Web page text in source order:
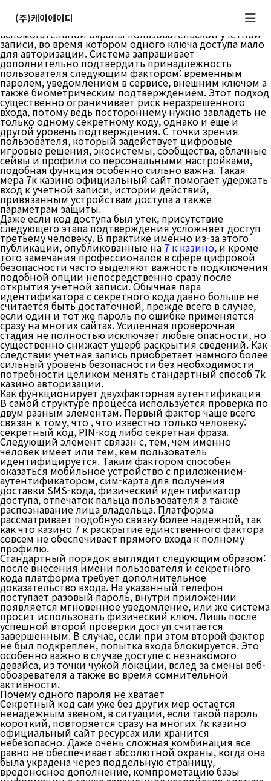
(주)케이에이디
подлинности
Двухфакторная проверка подлинности — это способ
вспомогательной охраны пользовательской учетной
записи, во время котором одного ключа доступа мало
для авторизации. Система запрашивает
дополнительно подтвердить принадлежность
пользователя следующим фактором: временным
паролем, уведомлением в сервисе, внешним ключом а
также биометрическим подтверждением. Этот подход
существенно ограничивает риск неразрешенного
входа, потому ведь постороннему нужно завладеть не
только одному секретному коду, однако и еще и
другой уровень подтверждения. С точки зрения
пользователя, который задействует цифровые
игровые решения, экосистемы, сообщества, облачные
сейвы и профили со персональными настройками,
подобная функция особенно сильно важна. Такая
мера 7к казино официальный сайт помогает удержать
вход к учетной записи, истории действий,
привязанным устройствам доступа а также
параметрам защиты.
Даже если код доступа был утек, присутствие
следующего этапа подтверждения усложняет доступ
третьему человеку. В практике именно из-за этого
публикации, опубликованные на 7 к казино, и кроме
того замечания профессионалов в сфере цифровой
безопасности часто выделяют важность подключения
подобной опции непосредственно сразу после
открытия учетной записи. Обычная пара
идентификатора с секретного кода давно больше не
считается быть достаточной, прежде всего в случае,
если один и тот же пароль по ошибке применяется
сразу на многих сайтах. Усиленная проверочная
стадия не полностью исключает любые опасности, но
существенно снижает ущерб раскрытия сведений. Как
следствии учетная запись приобретает намного более
сильный уровень безопасности без необходимости
потребности целиком менять стандартный способ 7k
казино авторизации.
Как функционирует двухфакторная аутентификация
В самой структуре процесса используется проверка по
двум разным элементам. Первый фактор чаще всего
связан к тому, что , что известно только человеку:
секретный код, PIN-код либо секретная фраза.
Следующий элемент связан с, тем, чем именно
человек имеет или тем, кем пользователь
идентифицируется. Таким фактором способен
оказаться мобильное устройство с приложением-
аутентификатором, сим-карта для получения
доставки SMS-кода, физический идентификатор
доступа, отпечаток пальца пользователя а также
распознавание лица владельца. Платформа
рассматривает подобную связку более надежной, так
как что казино 7 к раскрытие единственного фактора
совсем не обеспечивает прямого входа к полному
профилю.
Стандартный порядок выглядит следующим образом:
после внесения имени пользователя и секретного
кода платформа требует дополнительное
доказательство входа. На указанный телефон
поступает разовый пароль, внутри приложении
появляется мгновенное уведомление, или же система
просит использовать физический ключ. Лишь после
успешной второй проверки доступ считается
завершенным. В случае, если при этом второй фактор
не был подкреплен, попытка входа блокируется. Это
особенно важно в случае доступе с незнакомого
девайса, из точки чужой локации, вслед за смены веб-
обозревателя а также во время сомнительной
активности.
Почему одного пароля не хватает
Секретный код сам уже без других мер остается
ненадежным звеном, в ситуации, если такой пароль
короткий, повторяется сразу на многих 7к казино
официальный сайт ресурсах или хранится
небезопасно. Даже очень сложная комбинация все
равно не обеспечивает абсолютной охраны, когда она
была украдена через поддельную страницу,
вредоносное дополнение, компрометацию базы